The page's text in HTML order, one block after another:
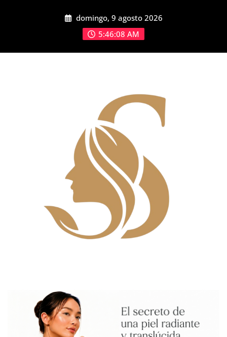
domingo, 9 agosto 2026
5:46:09 AM